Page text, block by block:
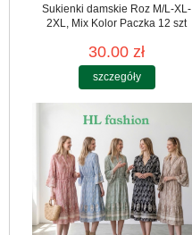
Sukienki damskie Roz M/L-XL-
2XL, Mix Kolor Paczka 12 szt
30.00 zł
szczegóły